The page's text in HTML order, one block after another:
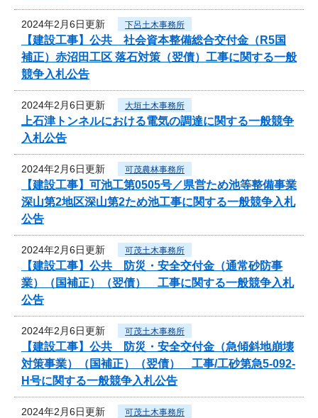
2024年2月6日更新 下呂土木事務所
【建設工事】公共 社会資本整備総合交付金（R5国
補正）赤沼田工区 落石対策（翌債）工事に関する一般
競争入札公告
2024年2月6日更新 大垣土木事務所
上石津トンネルにおける電気の調達に関する一般競争
入札公告
2024年2月6日更新 可茂農林事務所
【建設工事】可池工第0505号／県営ため池等整備事業
深山第2地区深山第2ため池工事に関する一般競争入札
公告
2024年2月6日更新 可茂土木事務所
【建設工事】公共 防災・安全交付金（通常砂防事
業）（国補正）（翌債） 工事に関する一般競争入札
公告
2024年2月6日更新 可茂土木事務所
【建設工事】公共 防災・安全交付金（急傾斜地崩壊
対策事業）（国補正）（翌債） 工事/工砂第急5-092-
H号に関する一般競争入札公告
2024年2月6日更新 可茂土木事務所